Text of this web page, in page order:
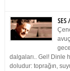
dalgaları.. Gel! Dinle
doludur: toprağın,